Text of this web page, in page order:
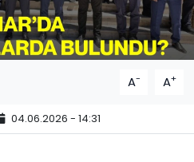
A- A+
04.06.2026 - 14:31